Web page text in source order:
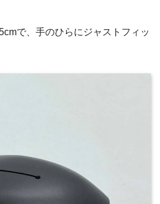
で、手のひらにジャストフィッ